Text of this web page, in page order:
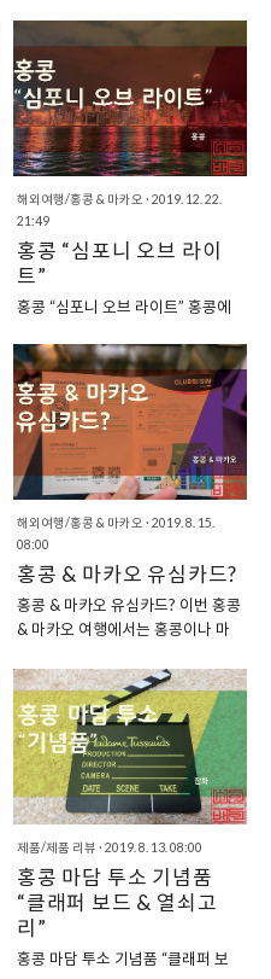
장 식당, 홍콩 참치만두” 홍콩 참치
만두는 “남성 사계시장”에서 찾을
수 있는 조그마한 식당이다. 가게 이
름부터 “홍콩 참치만두”로 어떤 메
뉴를 주력으로 판매하는..
수 있다. 아직은 입주가 끝나지 않은
곳이 제법 있어서 공실이 있기도 하
지만, 분위기 있는 곳이 제법 있다.
이번에 방문한 딤타오 역시도 이곳
에서 찾을 수 있는 식당으로 “홍콩
음식”을 판매하는 것으로 유명한 식
당이다. “인천 청라 : 홍콩음식점 딤
타오” 딤타오는 홍콩인이 셰프로 있
는 식당이라고 할 수 있다. 여러 곳
에서 25년 이상의 경력을 쌓은 홍콩
음식의 달인이 있는 곳이라고 할 수
있는데, 덕분에 우리나라에서 먹은
곳으로 손꼽을 수 있을 것 같은 곳이
다. 메뉴는 “딤섬, 창편, 요리, 주류,
음료” 등으로 구성되어 있는데, 요
리는 완탕면, 매운완탕면, 완탕, 볶..
해외여행/홍콩 & 마카오 · 2019. 12. 22.
21:49
홍콩 “심포니 오브 라이
트”
홍콩 “심포니 오브 라이트” 홍콩에
의 하나로는 “심포니 오브 라이트(A
SYMPHONY OF LIGHTS)”가 있
습니다. 홍콩은 특히 야경이 멋진 도
시로 잘 알려져 있는데요. 특히 백만
불짜리 야경이라는 별명을 갖고 있
기도 합니다. 이러한 야경을 극대화
시키는 것이 바로 “심포니 오브 라
이트”라는 공연이 아닐까 하지요.
“홍콩의 야경을 더욱더 멋지게 만드
는 심포니 오브 라이트” 심포니 오
브 라이트는 홍콩의 건물을 활용한
공연이라고 할 수 있습니다. 웅장한
불빛 공연으로 홍콩의 야경에 화룡
정점을 찍는 공연이라고 할 수 있습
니다. “심포니 오브 라이트 공연 시
간” 심포니 오브 라이트의 공연 시
간은 매일 밤 8시에 시작이 됩니다.
공연은 약 ..
해외여행/홍콩 & 마카오 · 2019. 8. 15.
08:00
홍콩 & 마카오 유심카드?
홍콩 & 마카오 유심카드? 이번 홍콩
& 마카오 여행에서는 홍콩이나 마
아니라, 두 곳을 동시에 방문하는 일
정이었습니다. 총 9일간 여행을 하
게 되었는데, 마지막 날에는 단 10
분만 체류를 하게 되었으니, 정확히
는 8일간의 여행이 되었지요. “홍콩
& 마카오를 함께 여행하는 경우, 휴
대폰은 어떻게 이용할 수 있을까?”
이렇게, 홍콩과 마카오를 동시에 여
행하는 경우였기에, 다른 일반적인
여행보다는 준비해야 할 것이 더 많
았습니다. 한 국가 안에서 다른 도시
로 이동하는 것이 아니라, 소위 다른
국가에서 다른 국가로 이동하는 것
제품/제품 리뷰 · 2019. 8. 13. 08:00
홍콩 마담 투소 기념품
“클래퍼 보드 & 열쇠고
리”
홍콩 마담 투소 기념품 “클래퍼 보